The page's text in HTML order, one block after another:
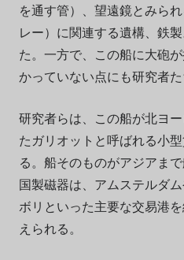
を通す管）、望遠鏡とみら
レー）に関連する遺構、鉄
た。一方で、この船に大砲
かっていない点にも研究者た
研究者らは、この船が北ヨ
たガリオットと呼ばれる小
る。船そのものがアジアま
国製磁器は、アムステルダ
ボリといった主要な交易港
えられる。